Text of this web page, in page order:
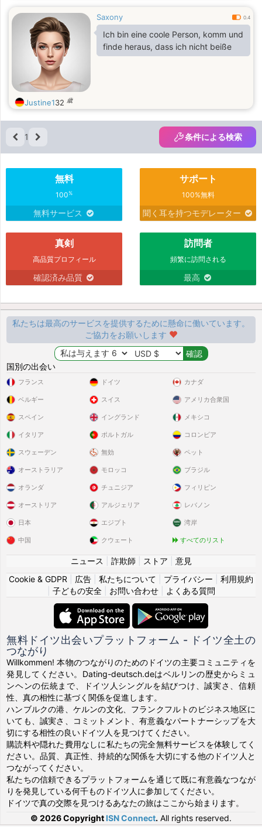
discovering something new for
myself. I also like to create beauty
with my own hands.
Saxony 0.4
Ich bin eine coole Person, komm und
finde heraus, dass ich nicht beiße
Justine132 歳
1 条件による検索
無料
100%
無料サービス
サポート
100%無料
聞く耳を持つモデレーター
真剣
高品質プロフィール
確認済み品質
訪問者
頻繁に訪問される
最高
私たちは最高のサービスを提供するために懸命に働いています。
ご協力をお願いします
国別の出会い
フランス
ベルギー
スペイン
イタリア
スウェーデン
ドイツ
スイス
イングランド
ポルトガル
無効
カナダ
アメリカ合衆国
メキシコ
コロンビア
ペット
オーストラリア
オランダ
オーストリア
日本
中国
モロッコ
チュニジア
アルジェリア
エジプト
クウェート
ブラジル
フィリピン
レバノン
湾岸
すべてのリスト
ニュース 詐欺師 ストア
意見
Cookie & GDPR
広告 私たちについて プライバシー
利用規約
子どもの安全| お問い合わせ| よくある質問
無料ドイツ出会いプラットフォーム - ドイツ全土の
つながり
Willkommen! 本物のつながりのためのドイツの主要コミュニティを
発見してください。Dating-deutsch.deはベルリンの歴史からミュ
ンヘンの伝統まで、ドイツ人シングルを結びつけ、誠実さ、信頼
性、真の相性に基づく関係を促進します。
ハンブルクの港、ケルンの文化、フランクフルトのビジネス地区に
いても、誠実さ、コミットメント、有意義なパートナーシップを大
切にする相性の良いドイツ人を見つけてください。
購読料や隠れた費用なしに私たちの完全無料サービスを体験してく
ださい。品質、真正性、持続的な関係を大切にする他のドイツ人と
つながってください。
私たちの信頼できるプラットフォームを通じて既に有意義なつなが
りを発見している何千ものドイツ人に参加してください。
ドイツで真の交際を見つけるあなたの旅はここから始まります。
© 2026 Copyright ISN Connect. All rights reserved.